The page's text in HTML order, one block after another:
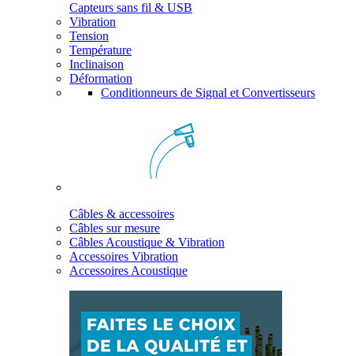
Capteurs sans fil & USB
Vibration
Tension
Température
Inclinaison
Déformation
Conditionneurs de Signal et Convertisseurs
Câbles & accessoires
Câbles sur mesure
Câbles Acoustique & Vibration
Accessoires Vibration
Accessoires Acoustique